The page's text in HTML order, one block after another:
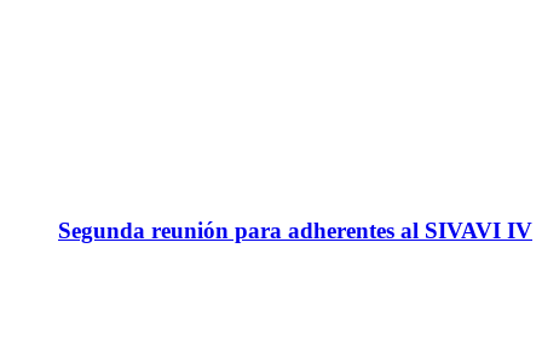
Segunda reunión para adherentes al SIVAVI IV